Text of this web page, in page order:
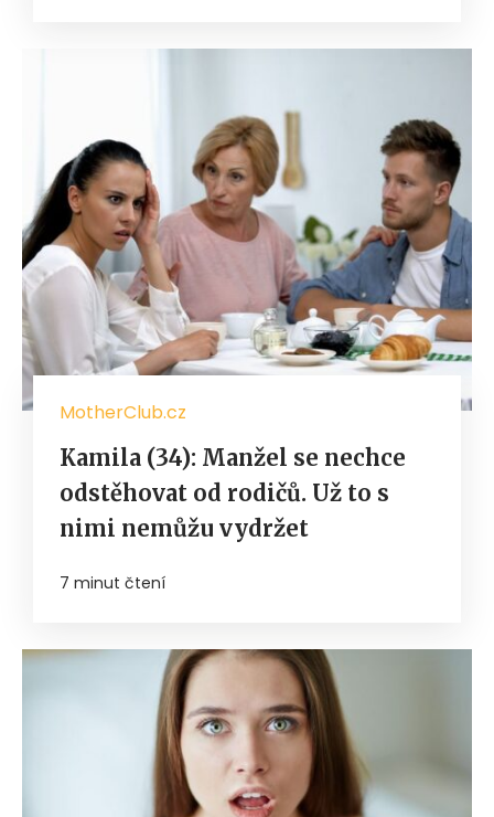
MotherClub.cz
Kamila (34): Manžel se nechce
odstěhovat od rodičů. Už to s
nimi nemůžu vydržet
7 minut čtení